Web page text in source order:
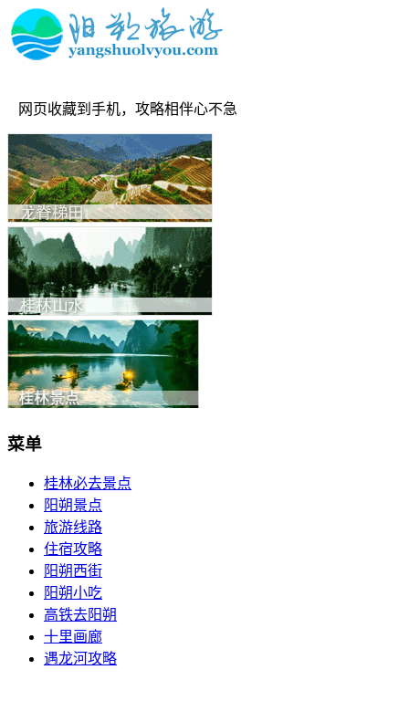
网页收藏到手机，攻略相伴心不急
菜单
桂林必去景点
阳朔景点
旅游线路
住宿攻略
阳朔西街
阳朔小吃
高铁去阳朔
十里画廊
遇龙河攻略